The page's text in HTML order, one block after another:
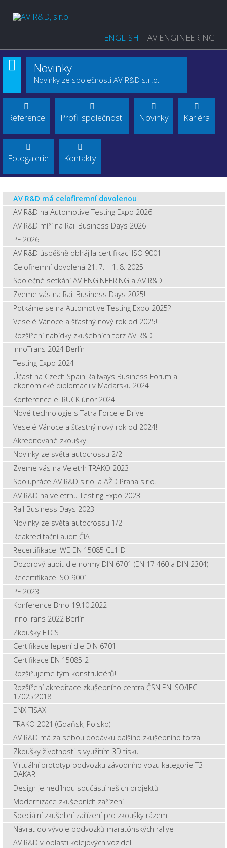
ENGLISH | AV ENGINEERING
Novinky
Novinky ze společnosti AV R&D s.r.o.
Reference Profil společnosti Novinky Kariéra
Fotogalerie Kontakty
AV R&D má celofiremní dovolenou
AV R&D na Automotive Testing Expo 2026
AV R&D míří na Rail Business Days 2026
PF 2026
AV R&D úspěšně obhájila certifikaci ISO 9001
Celofiremní dovolená 21. 7. – 1. 8. 2025
Společné setkání AV ENGINEERING a AV R&D
Zveme vás na Rail Business Days 2025!
Potkáme se na Automotive Testing Expo 2025?
Veselé Vánoce a šťastný nový rok od 2025!!
Rozšíření nabídky zkušebních torz AV R&D
InnoTrans 2024 Berlín
Testing Expo 2024
Účast na Czech Spain Railways Business Forum a
ekonomické diplomacii v Maďarsku 2024
Konference eTRUCK únor 2024
Nové technologie s Tatra Force e-Drive
Veselé Vánoce a šťastný nový rok od 2024!
Akreditované zkoušky
Novinky ze světa autocrossu 2/2
Zveme vás na Veletrh TRAKO 2023
Spolupráce AV R&D s.r.o. a AŽD Praha s.r.o.
AV R&D na veletrhu Testing Expo 2023
Rail Business Days 2023
Novinky ze světa autocrossu 1/2
Reakreditační audit ČIA
Recertifikace IWE EN 15085 CL1-D
Dozorový audit dle normy DIN 6701 (EN 17 460 a DIN 2304)
Recertifikace ISO 9001
PF 2023
Konference Brno 19.10.2022
InnoTrans 2022 Berlín
Zkoušky ETCS
Certifikace lepení dle DIN 6701
Certifikace EN 15085-2
Rozšiřujeme tým konstruktérů!
Rozšíření akreditace zkušebního centra ČSN EN ISO/IEC
17025:2018
ENX TISAX
TRAKO 2021 (Gdaňsk, Polsko)
AV R&D má za sebou dodávku dalšího zkušebního torza
Zkoušky životnosti s využitím 3D tisku
Virtuální prototyp podvozku závodního vozu kategorie T3 -
DAKAR
Design je nedílnou součástí našich projektů
Modernizace zkušebních zařízení
Speciální zkušební zařízení pro zkoušky rázem
Návrat do vývoje podvozků maratónských rallye
AV R&D v oblasti kolejových vozidel